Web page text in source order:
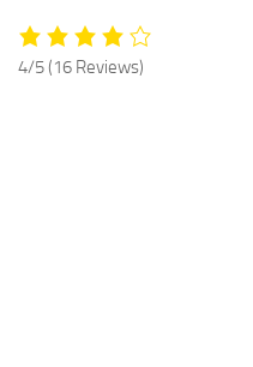
4/5(16 Reviews)